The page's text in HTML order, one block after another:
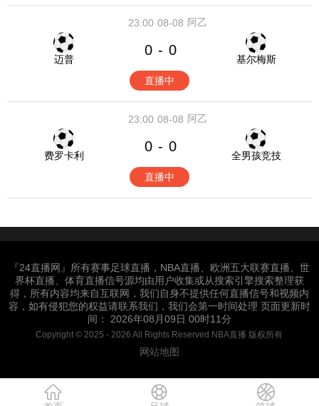
08-08
23:00 阿乙
迈普
0 - 0
基尔梅斯
直播中
08-08
23:00 阿乙
费罗卡利
0 - 0
全男孩竞技
直播中
『24直播网』所有赛事足球直播，NBA直播、欧洲五大联赛直播、世
界杯直播、体育直播信号源均由用户收集或从搜索引擎搜索整理获
得，所有内容均来自互联网，我们自身不提供任何直播信号和视频内
容，如有侵犯您的权益请联系我们，我们会第一时间处理 页面更新时
间： 2026年08月09日 00时11分
Copyright © 2025 - 2026 All Rights Reserved NBA直播 版权所有
网站地图